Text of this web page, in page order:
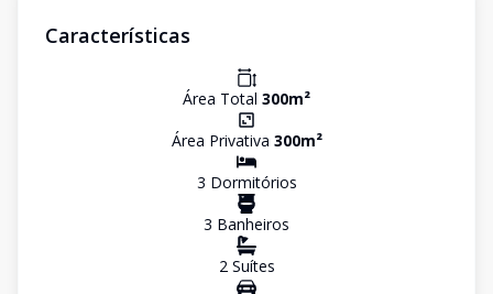
Características
Área Total 300m²
Área Privativa 300m²
3 Dormitórios
3 Banheiros
2Suítes